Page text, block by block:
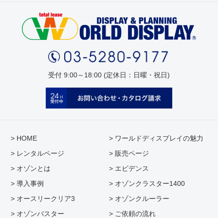
受付 9:00～18:00 (定休日：日曜・祝日)
> HOME
> ワールドディスプレイの魅力
> レンタルページ
> 販売ページ
> オゾンとは
> エビデンス
> 導入事例
> オゾンクラスター1400
> オースリークリア3
> オゾンクルーラー
> オゾンバスター
> ご依頼の流れ